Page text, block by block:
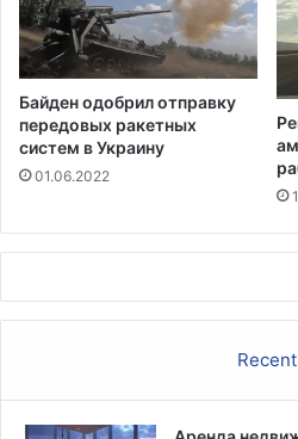
ю
д
я
и
т
е
е
у
ж
Байден одобрил отправку
передовых ракетных
систем в Украину
01.06.2022
Recent